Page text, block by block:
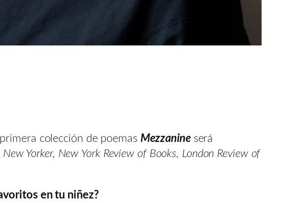
colección de poemas Mezzanine será
New Yorker, New York Review of Books, London Review of
en tu niñez?